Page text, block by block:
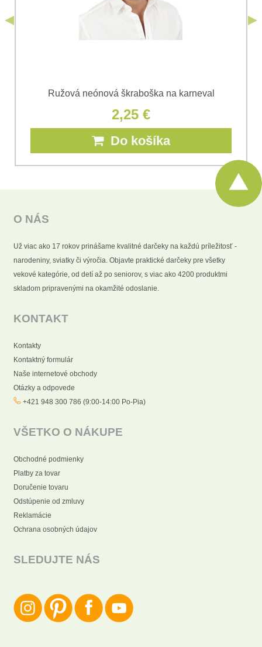
Ružová neónová škraboška na karneval
2,25 €
Do košíka
O NÁS
Už viac ako 17 rokov prinášame kvalitné darčeky na každú príležitosť -
narodeniny, sviatky či výročia. Objavte praktické darčeky pre všetky
vekové kategórie, od detí až po seniorov, s viac ako 4200 produktmi
skladom pripravenými na okamžité odoslanie.
KONTAKT
Kontakty
Kontaktný formulár
Naše internetové obchody
Otázky a odpovede
+421 948 300 786 (9:00-14:00 Po-Pia)
VŠETKO O NÁKUPE
Obchodné podmienky
Platby za tovar
Doručenie tovaru
Odstúpenie od zmluvy
Reklamácie
Ochrana osobných údajov
SLEDUJTE NÁS